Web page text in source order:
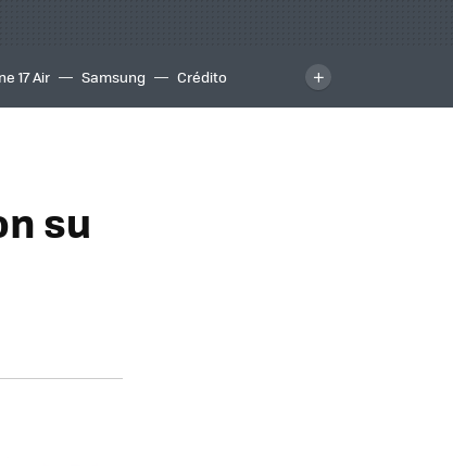
17 Air Samsung
Crédito
su